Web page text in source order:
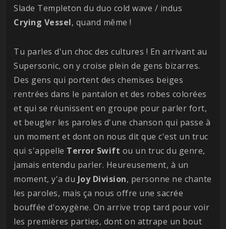
Slade Templeton du duo cold wave / indus
Crying Vessel, quand même !
Tu parles d'un choc des cultures ! En arrivant au
Supersonic, on y croise plein de gens bizarres.
Des gens qui portent des chemises beiges
rentrées dans le pantalon et des robes colorées
et qui se réunissent en groupe pour parler fort,
et beugler les paroles d'une chanson qui passe à
un moment et dont on nous dit que c'est un truc
qui s'appelle Terror Swift ou un truc du genre,
jamais entendu parler. Heureusement, à un
moment, y'a du Joy Division, personne ne chante
les paroles, mais ça nous offre une sacrée
bouffée d'oxygène. On arrive trop tard pour voir
les premières parties, dont on attrape un bout